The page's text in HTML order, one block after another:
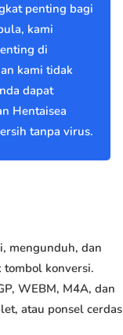
penting bagi
kami
di
kami tidak
dapat
Hentaisea
tanpa virus.
mengunduh, dan
tombol konversi.
WEBM, M4A, dan
atau ponsel cerdas